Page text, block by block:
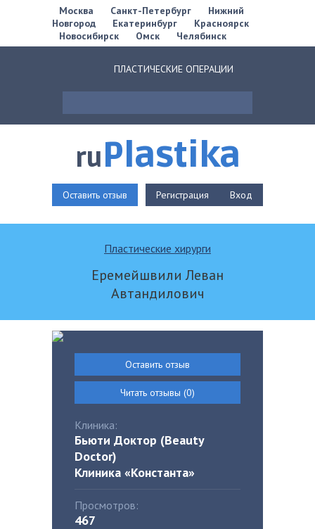
Москва Санкт-Петербург
Нижний
Новгород
Екатеринбург
Красноярск
Новосибирск
Омск Челябинск
ПЛАСТИЧЕСКИЕ ОПЕРАЦИИ
ruPlastika
Оставить отзыв Регистрация Вход
Оставить отзыв
Читать отзывы (0)
Клиника:
Бьюти Доктор (Beauty
Doctor)
Клиника «Константа»
Просмотров:
467
Пластические хирурги
Еремейшвили Леван
Автандилович